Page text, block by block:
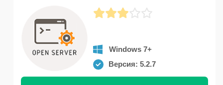
Windows 7+
Версия: 5.2.7